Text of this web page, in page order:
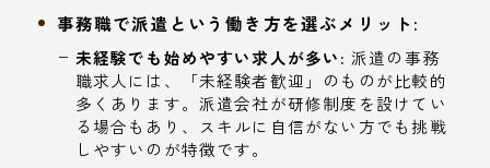
事務職で派遣という働き方を選ぶメリット:
未経験でも始めやすい求人が多い: 派遣の事務
職求人には、「未経験者歓迎」のものが比較的
多くあります。派遣会社が研修制度を設けてい
る場合もあり、スキルに自信がない方でも挑戦
しやすいのが特徴です。